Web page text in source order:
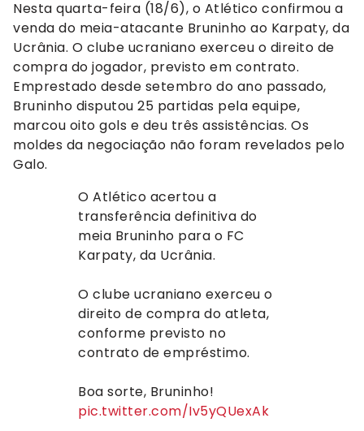
Nesta quarta-feira (18/6), o Atlético confirmou a
venda do meia-atacante Bruninho ao Karpaty, da
Ucrânia. O clube ucraniano exerceu o direito de
compra do jogador, previsto em contrato.
Emprestado desde setembro do ano passado,
Bruninho disputou 25 partidas pela equipe,
marcou oito gols e deu três assistências. Os
moldes da negociação não foram revelados pelo
Galo.
O Atlético acertou a
transferência definitiva do
meia Bruninho para o FC
Karpaty, da Ucrânia.
O clube ucraniano exerceu o
direito de compra do atleta,
conforme previsto no
contrato de empréstimo.
Boa sorte, Bruninho!
pic.twitter.com/Iv5yQUexAk